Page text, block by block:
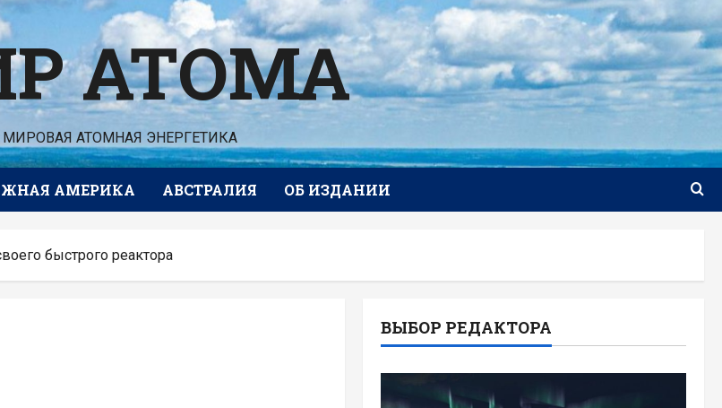
АТОМА
МИРОВАЯ АТОМНАЯ ЭНЕРГЕТИКА
АМЕРИКА АВСТРАЛИЯ ОБ ИЗДАНИИ
быстрого реактора
ВЫБОР РЕДАКТОРА